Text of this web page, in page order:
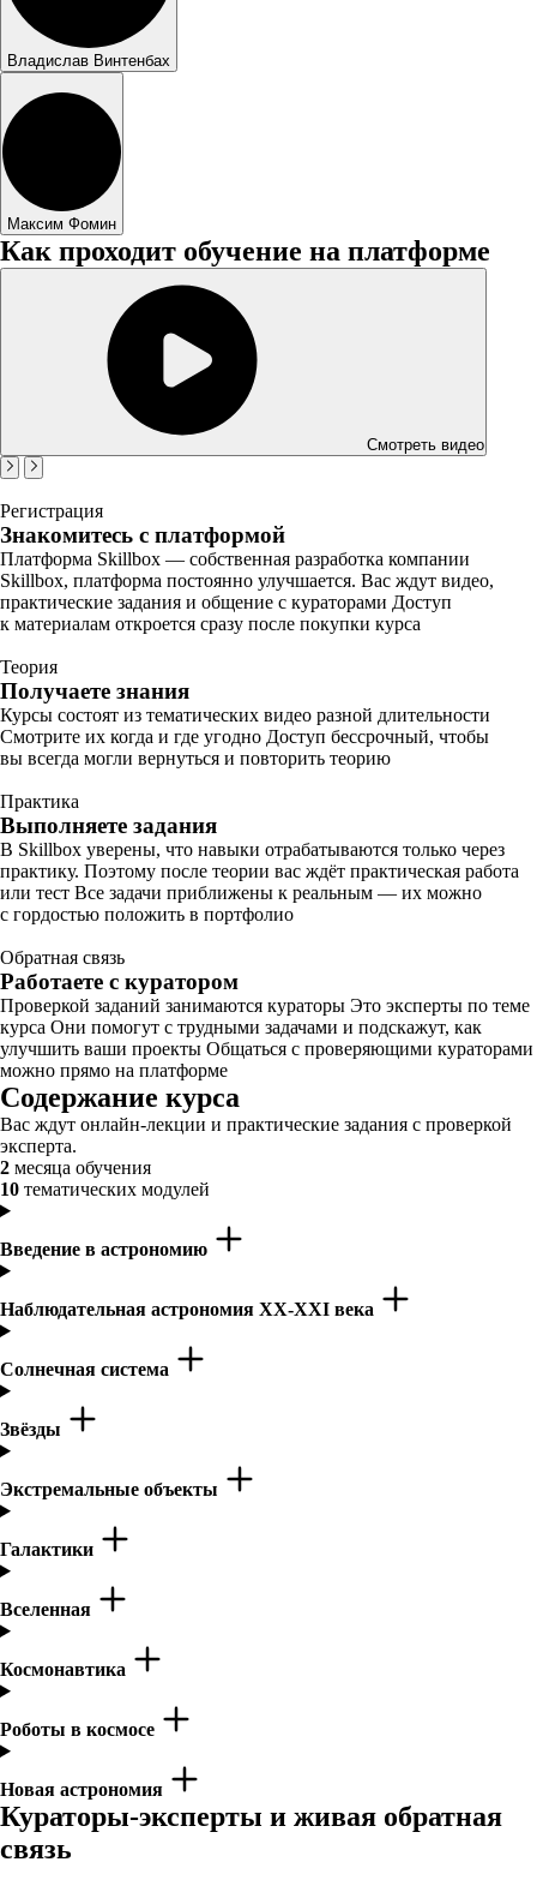
Владислав Винтенбах
Максим Фомин
Как проходит обучение на платформе
Смотреть видео
Регистрация
Знакомитесь с платформой
Платформа Skillbox — собственная разработка компании
Skillbox, платформа постоянно улучшается. Вас ждут видео,
практические задания и общение с кураторами Доступ
к материалам откроется сразу после покупки курса
Теория
Получаете знания
Курсы состоят из тематических видео разной длительности
Смотрите их когда и где угодно Доступ бессрочный, чтобы
вы всегда могли вернуться и повторить теорию
Практика
Выполняете задания
В Skillbox уверены, что навыки отрабатываются только через
практику. Поэтому после теории вас ждёт практическая работа
или тест Все задачи приближены к реальным — их можно
с гордостью положить в портфолио
Обратная связь
Работаете с куратором
Проверкой заданий занимаются кураторы Это эксперты по теме
курса Они помогут с трудными задачами и подскажут, как
улучшить ваши проекты Общаться с проверяющими кураторами
можно прямо на платформе
Содержание курса
Вас ждут онлайн-лекции и практические задания с проверкой
эксперта.
2 месяца обучения
10 тематических модулей
Введение в астрономию
Наблюдательная астрономия XX-XXI века
Солнечная система
Звёзды
Экстремальные объекты
Галактики
Вселенная
Космонавтика
Роботы в космосе
Новая астрономия
Кураторы-эксперты и живая обратная
связь